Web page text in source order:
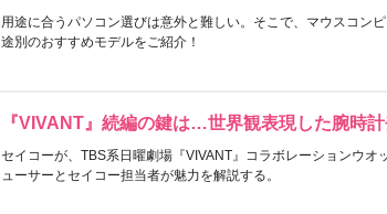
用途に合うパソコン選びは意外と難しい。そこで、マウスコン
途別のおすすめモデルをご紹介！
『VIVANT』続編の鍵は…世界観表現した腕時
セイコーが、TBS系日曜劇場『VIVANT』コラボレーションウオ
ューサーとセイコー担当者が魅力を解説する。